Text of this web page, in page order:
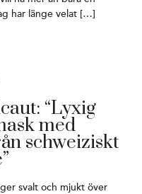
har länge velat […]
“Lyxig
med
schweiziskt
svalt och mjukt över